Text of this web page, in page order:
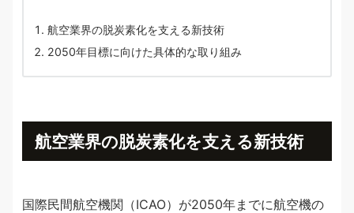
航空業界の脱炭素化を支える新技術
2050年目標に向けた具体的な取り組み
航空業界の脱炭素化を支える新技術
国際民間航空機関（ICAO）が2050年までに航空機の